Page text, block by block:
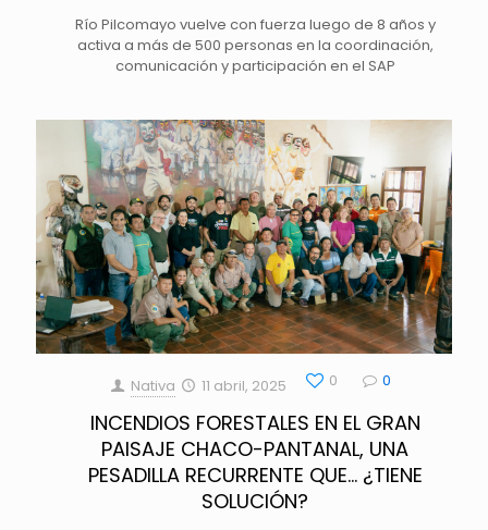
Río Pilcomayo vuelve con fuerza luego de 8 años y
activa a más de 500 personas en la coordinación,
comunicación y participación en el SAP
Nativa 11 abril, 2025 0 0
INCENDIOS FORESTALES EN EL GRAN
PAISAJE CHACO-PANTANAL, UNA
PESADILLA RECURRENTE QUE… ¿TIENE
SOLUCIÓN?